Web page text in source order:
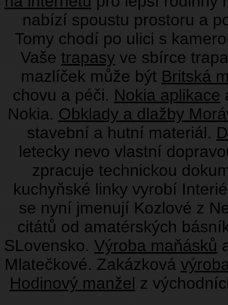
nabízí spoustu prostoru a
Tomy chodí po ulici s
Vaše trapasy ve sbírce
mazlíček může být Britská
chovu a péči. Nokia aplikace
Nokia. Obklady a dlažby
stavební a hutní materiál.
letecky nevo vlastní
zpracuje technickou
kuchyňské linky vyrobí
se nyní jmenují Kozlové z
citátů od amatérských
SLovensko. Výroba maňásků
Mlatečkové. Zakázková
Hodinový manžel z